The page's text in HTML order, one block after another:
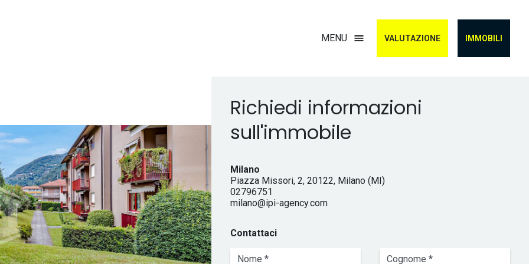
MENU Secondario
VALUTAZIONE IMMOBILI
Richiedi informazioni
sull'immobile
Milano
Piazza Missori, 2, 20122, Milano (MI)
02796751
Email
milano@ipi-agency.com
Contattaci